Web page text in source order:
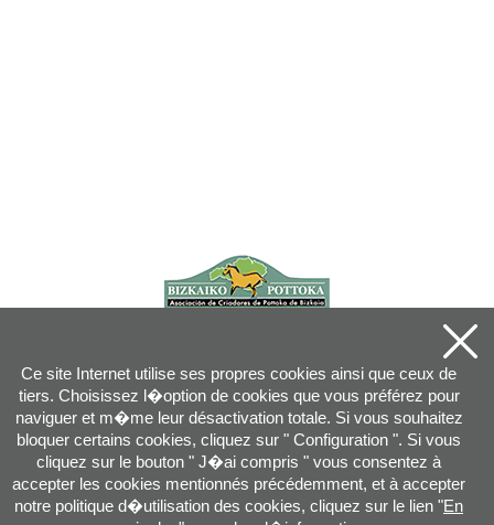
Ce site Internet utilise ses propres cookies ainsi que ceux de
tiers. Choisissez l�option de cookies que vous préférez pour
naviguer et m�me leur désactivation totale. Si vous souhaitez
bloquer certains cookies, cliquez sur " Configuration ". Si vous
cliquez sur le bouton " J�ai compris " vous consentez à
accepter les cookies mentionnés précédemment, et à accepter
notre politique d�utilisation des cookies, cliquez sur le lien "En